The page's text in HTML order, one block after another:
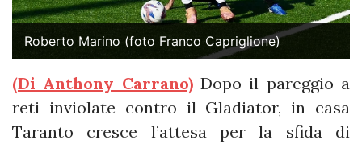
Roberto Marino (foto Franco Capriglione)
(Di Anthony Carrano)Dopo il pareggio a
reti inviolate contro il Gladiator, in casa
Taranto cresce l’attesa per la sfida di